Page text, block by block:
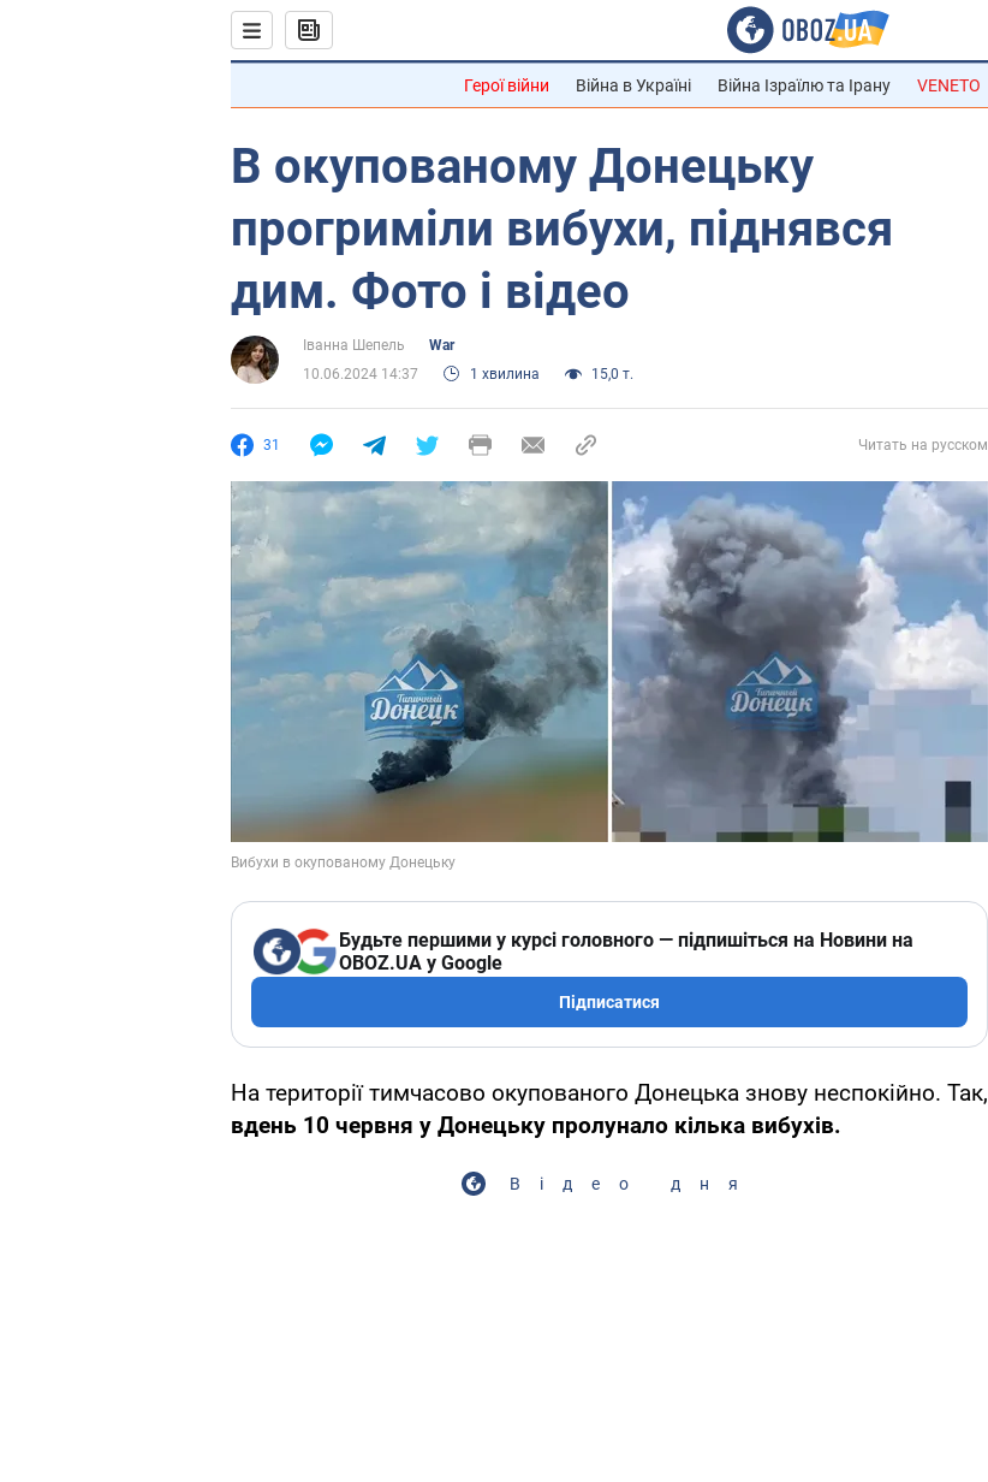
Герої війни Війна в Україні Війна Ізраїлю та Ірану VENETO
В окупованому Донецьку
прогриміли вибухи, піднявся
дим. Фото і відео
Іванна Шепель
War
10.06.2024 14:37
1 хвилина 15,0 т.
31 Читать на русском
Будьте першими у курсі головного — підпишіться на Новини на
OBOZ.UA у Google
Підписатися
На території тимчасово окупованого Донецька знову неспокійно. Так,
вдень 10 червня у Донецьку пролунало кілька вибухів.
Відео дня